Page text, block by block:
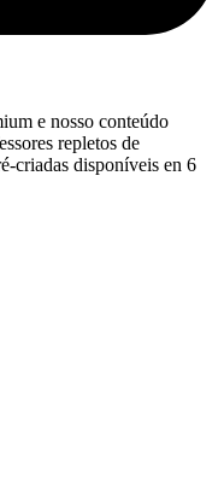
e nosso conteúdo
repletos de
criadas disponíveis en 6